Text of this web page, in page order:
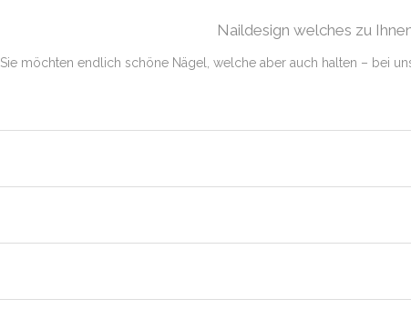
Naildesign welches zu
Sie möchten endlich schöne Nägel, welche aber auch halten – bei